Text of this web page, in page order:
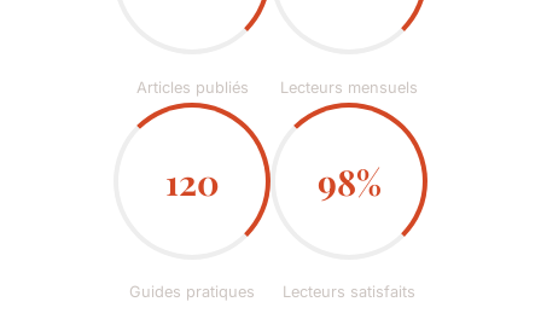
Articles publiés Lecteurs mensuels
120
Guides pratiques
98%
Lecteurs satisfaits